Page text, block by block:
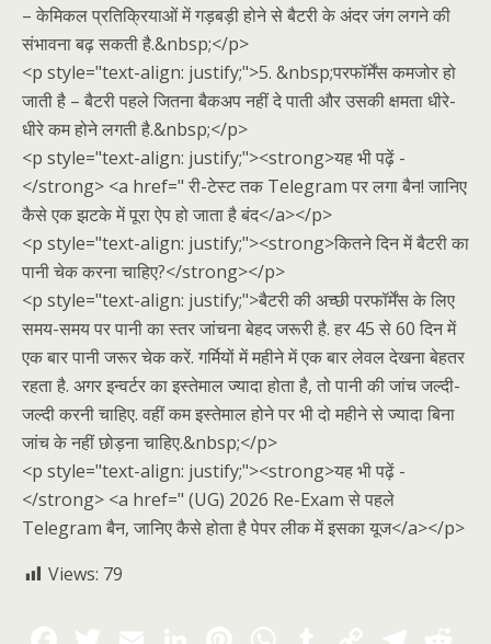
– केमिकल प्रतिक्रियाओं में गड़बड़ी होने से बैटरी के अंदर जंग लगने की
संभावना बढ़ सकती है.&nbsp;</p>
<p style="text-align: justify;">5. &nbsp;परफॉर्मेंस कमजोर हो
जाती है – बैटरी पहले जितना बैकअप नहीं दे पाती और उसकी क्षमता धीरे-
धीरे कम होने लगती है.&nbsp;</p>
<p style="text-align: justify;"><strong>यह भी पढ़ें -
</strong> <a href=" री-टेस्ट तक Telegram पर लगा बैन! जानिए
कैसे एक झटके में पूरा ऐप हो जाता है बंद</a></p>
<p style="text-align: justify;"><strong>कितने दिन में बैटरी का
पानी चेक करना चाहिए?</strong></p>
<p style="text-align: justify;">बैटरी की अच्छी परफॉर्मेंस के लिए
समय-समय पर पानी का स्तर जांचना बेहद जरूरी है. हर 45 से 60 दिन में
एक बार पानी जरूर चेक करें. गर्मियों में महीने में एक बार लेवल देखना बेहतर
रहता है. अगर इन्वर्टर का इस्तेमाल ज्यादा होता है, तो पानी की जांच जल्दी-
जल्दी करनी चाहिए. वहीं कम इस्तेमाल होने पर भी दो महीने से ज्यादा बिना
जांच के नहीं छोड़ना चाहिए.&nbsp;</p>
<p style="text-align: justify;"><strong>यह भी पढ़ें -
</strong> <a href=" (UG) 2026 Re-Exam से पहले
Telegram बैन, जानिए कैसे होता है पेपर लीक में इसका यूज</a></p>
Views: 79